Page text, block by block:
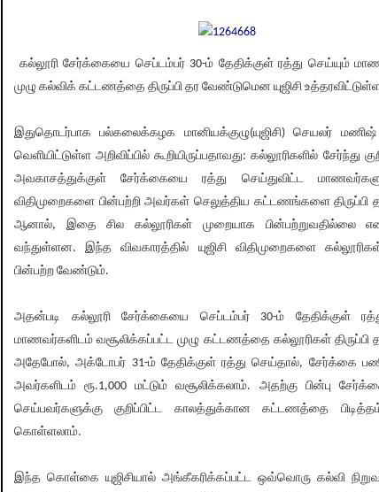
கல்லூரி சேர்க்கையை செப்டம்பர் 30-ம் தேதிக்குள் ரத்து செய்யும்
முழு கல்விக் கட்டணத்தை திருப்பி தர வேண்டுமென யுஜிசி
இதுதொடர்பாக பல்கலைக்கழக மானியக்குழு(யுஜிசி) செயலர்
வெளியிட்டுள்ள அறிவிப்பில் கூறியிருப்பதாவது: கல்லூரிகளில் சேர்ந்து
அவகாசத்துக்குள் சேர்க்கையை ரத்து செய்துவிட்ட
விதிமுறைகளை பின்பற்றி அவர்கள் செலுத்திய கட்டணங்களை திருப்பி
ஆனால், இதை சில கல்லூரிகள் முறையாக பின்பற்றுவதில்லை
வந்துள்ளன. இந்த விவகாரத்தில் யுஜிசி விதிமுறைகளை
பின்பற்ற வேண்டும்.
அதன்படி கல்லூரி சேர்க்கையை செப்டம்பர் 30-ம் தேதிக்குள்
மாணவர்களிடம் வசூலிக்கப்பட்ட முழு கட்டணத்தை கல்லூரிகள் திருப்பி
அதேபோல், அக்டோபர் 31-ம் தேதிக்குள் ரத்து செய்தால், சேர்க்கை
அவர்களிடம் ரூ.1,000 மட்டும் வசூலிக்கலாம். அதற்கு பின்பு
செய்பவர்களுக்கு குறிப்பிட்ட காலத்துக்கான கட்டணத்தை
கொள்ளலாம்.
இந்த கொள்கை யுஜிசியால் அங்கீகரிக்கப்பட்ட ஒவ்வொரு கல்வி